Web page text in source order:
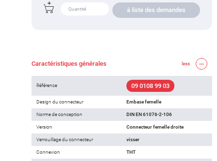
à liste des demandes
Caractéristiques générales less
Référence 09 0108 99 03
Design du connecteur Embase femelle
Norme de conception DIN EN 61076-2-106
Version Connecteur femelle droite
Verrouillage du connecteur visser
Connexion THT